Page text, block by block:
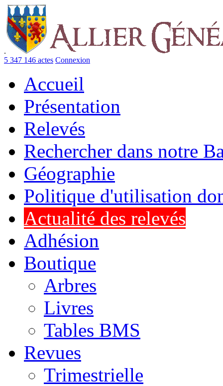
.
5 347 146 actes Connexion
Accueil
Présentation
Relevés
Rechercher dans notre
Géographie
Politique d'utilisation
Actualité des relevés
Adhésion
Boutique
Arbres
Livres
Tables BMS
Revues
Trimestrielle